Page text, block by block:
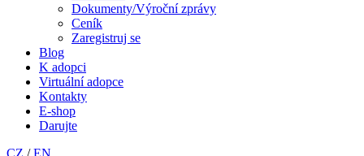
Dokumenty/Výroční zprávy
Ceník
Zaregistruj se
Blog
K adopci
Virtuální adopce
Kontakty
E-shop
Darujte
CZ /EN